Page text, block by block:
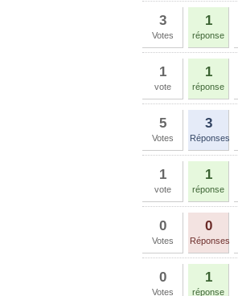
3
Votes
1
réponse
1
vote
1
réponse
5
Votes
3
Réponses
1
vote
1
réponse
0
Votes
0
Réponses
0
Votes
1
réponse